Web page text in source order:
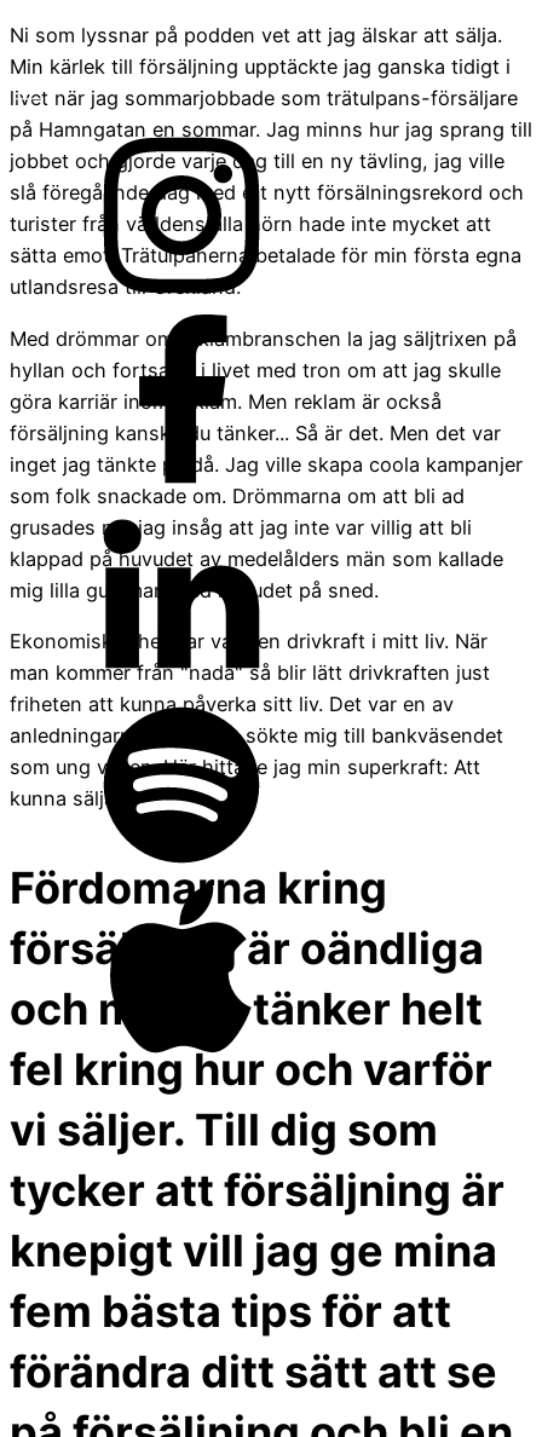
Ni som lyssnar på podden vet att jag älskar att sälja.
Min kärlek till försäljning upptäckte jag ganska tidigt i
livet när jag sommarjobbade som trätulpans-försäljare
på Hamngatan en sommar. Jag minns hur jag sprang till
jobbet och gjorde varje dag till en ny tävling, jag ville
slå föregående dag med ett nytt försälningsrekord och
turister från världens alla hörn hade inte mycket att
sätta emot. Trätulpanerna betalade för min första egna
utlandsresa till Grekland.
Med drömmar om reklambranschen la jag säljtrixen på
hyllan och fortsatte i livet med tron om att jag skulle
göra karriär inom reklam. Men reklam är också
försäljning kanske du tänker... Så är det. Men det var
inget jag tänkte på då. Jag ville skapa coola kampanjer
som folk snackade om. Drömmarna om att bli ad
grusades när jag insåg att jag inte var villig att bli
klappad på huvudet av medelålders män som kallade
mig lilla gumman med huvudet på sned.
Ekonomisk frihet har varit en drivkraft i mitt liv. När
man kommer från "nada" så blir lätt drivkraften just
friheten att kunna påverka sitt liv. Det var en av
anledningarna varför jag sökte mig till bankväsendet
som ung vuxen. Här hittade jag min superkraft: Att
kunna sälja!
Fördomarna kring
försäljning är oändliga
och många tänker helt
fel kring hur och varför
vi säljer. Till dig som
tycker att försäljning är
knepigt vill jag ge mina
fem bästa tips för att
förändra ditt sätt att se